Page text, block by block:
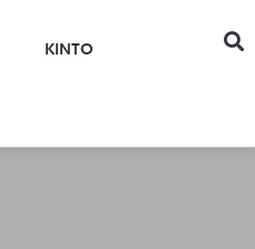
KINTO